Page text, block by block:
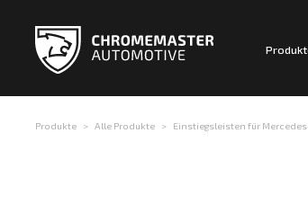
Produkte Alle Produkte Einstiegsleisten für